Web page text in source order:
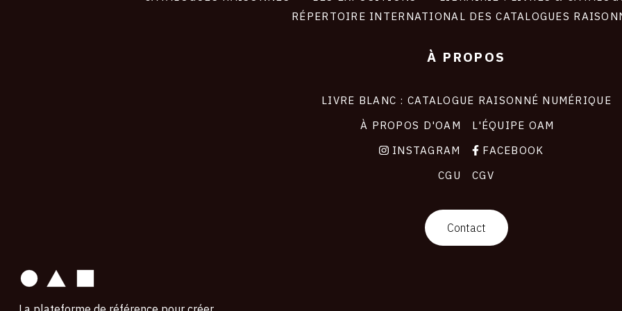
RÉPERTOIRE INTERNATIONAL DES CATALOGUES
À PROPOS
LIVRE BLANC : CATALOGUE RAISONNÉ NUMÉRIQUE
À PROPOS D'OAM
L'ÉQUIPE OAM
INSTAGRAM
FACEBOOK
CGU
CGV
Contact